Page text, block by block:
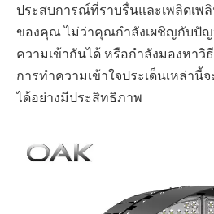
ประสบการณ์ที่ราบรื่นและเพลิดเพ
ของคุณ ไม่ว่าคุณกำลังเผชิญกับปั
ความเข้ากันได้ หรือกำลังมองหา
การทำความเข้าใจประเด็นเหล่า
ได้อย่างมีประสิทธิภาพ